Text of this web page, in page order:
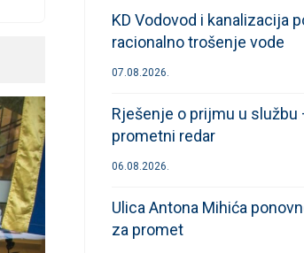
KD Vodovod i kanalizacija
racionalno trošenje vode
07.08.2026.
Rješenje o prijmu u
prometni redar
06.08.2026.
Ulica Antona Mihića
za promet